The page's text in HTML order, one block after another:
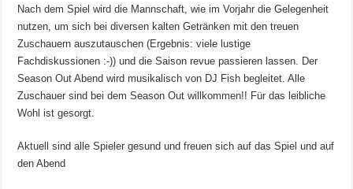
Nach dem Spiel wird die Mannschaft, wie im Vorjahr die Gelegenheit
nutzen, um sich bei diversen kalten Getränken mit den treuen
Zuschauern auszutauschen (Ergebnis: viele lustige
Fachdiskussionen :-)) und die Saison revue passieren lassen. Der
Season Out Abend wird musikalisch von DJ Fish begleitet. Alle
Zuschauer sind bei dem Season Out willkommen!! Für das leibliche
Wohl ist gesorgt.
Aktuell sind alle Spieler gesund und freuen sich auf das Spiel und auf
den Abend